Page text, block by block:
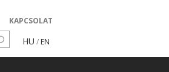
KAPCSOLAT
HU / EN